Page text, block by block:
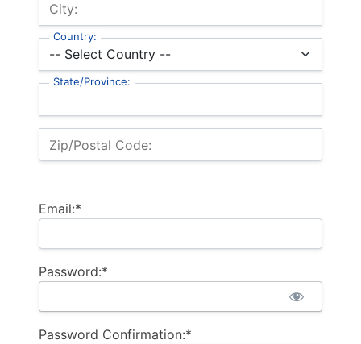
City:
Country:
State/Province:
Zip/Postal Code:
Email:*
Password:*
Password Confirmation:*